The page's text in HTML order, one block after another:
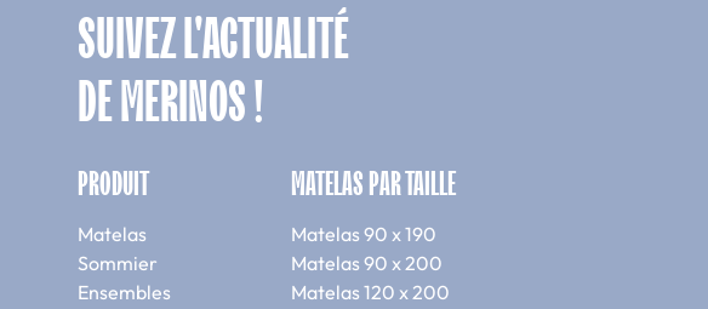
SUIVEZ L'ACTUALITÉ
DE MERINOS !
PRODUIT
Matelas
Sommier
Ensembles
MATELAS PAR TAILLE
Matelas 90 x 190
Matelas 90 x 200
Matelas 120 x 200